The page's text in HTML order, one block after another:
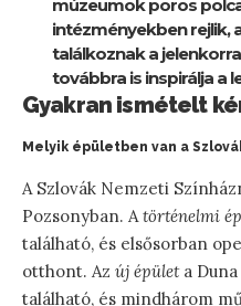
múzeumok poros
intézményekben rejlik,
találkoznak a
továbbra is inspirálja a
Gyakran ismételt
Melyik épületben van a
A Szlovák Nemzeti
Pozsonyban. Atörténelmi
található, és elsősorban
otthont. Az új épületa
található, és mindhárom